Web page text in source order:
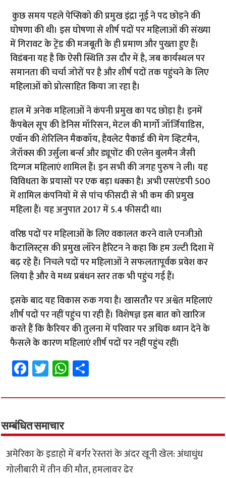
कुछ समय पहले पेप्सिको की प्रमुख इंद्रा नूई ने पद छोड़ने की
घोषणा की थी। इस घोषणा से शीर्ष पदों पर महिलाओं की संख्या
में गिरावट के ट्रेंड की मजबूती के ही प्रमाण और पुख्ता हुए हैं।
विडंबना यह है कि ऐसी स्थिति उस दौर में है, जब कार्यस्थल पर
समानता की चर्चा जोरों पर है और शीर्ष पदों तक पहुंचने के लिए
महिलाओं को प्रोत्साहित किया जा रहा है।
हाल में अनेक महिलाओं ने कंपनी प्रमुख का पद छोड़ा है। इनमें
कैंपबेल सूप की डेनिस मॉरिसन, मेटल की मार्गो जॉर्जियाडिस,
एवॉन की शेरिलिन मैककॉय, हैवलेट पैकार्ड की मेग व्हिटमैन,
जेरॉक्स की उर्सुला ब‌र्न्स और ड्यूपोंट की एलेन बुलमैन जैसी
दिग्गज महिलाएं शामिल हैं। इन सभी की जगह पुरुष ने ली। यह
विविधता के प्रयासों पर एक बड़ा धक्का है। अभी एसएंडपी 500
में शामिल कंपनियों में से पांच फीसदी से भी कम की प्रमुख
महिला हैं। यह अनुपात 2017 में 5.4 फीसदी था।
वरिष्ठ पदों पर महिलाओं के लिए वकालत करने वाले एनजीओ
कैटालिस्ट्स की प्रमुख लॉरेन हैरिटन ने कहा कि हम उल्टी दिशा में
बढ़ रहे हैं। निचले पदों पर महिलाओं ने सफलतापूर्वक प्रवेश कर
लिया है और वे मध्य प्रबंधन स्तर तक भी पहुंच गई हैं।
इसके बाद यह विकास रुक गया है। खासतौर पर अश्वेत महिलाएं
शीर्ष पदों पर नहीं पहुंच पा रही हैं। विशेषज्ञ इस बात को खारिज
करते हैं कि कैरियर की तुलना में परिवार पर अधिक ध्यान देने के
फैसले के कारण महिलाएं शीर्ष पदों पर नहीं पहुंच रहीं।
Fa
ce
b
o
o
k
T
wi
tt
er
W
h
at
p
p
ar
सम्बंधित समाचार
अमेरिका के इडाहो में बर्गर रेस्तरां के अंदर खूनी खेल: अंधाधुंध
गोलीबारी में तीन की मौत, हमलावर ढेर